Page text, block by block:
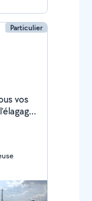
Particulier
de
Cordialement.